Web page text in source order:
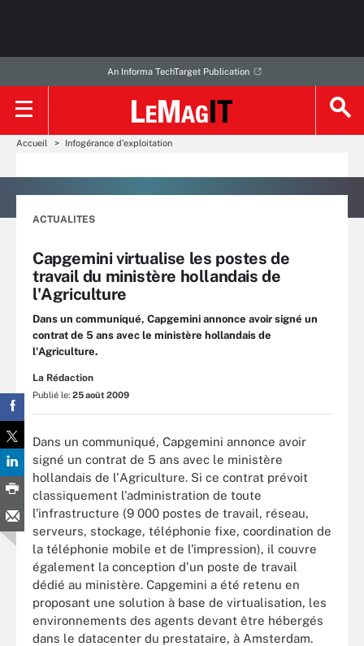
An Informa TechTarget Publication
Accueil Infogérance d’exploitation
ACTUALITES
Capgemini virtualise les postes de
travail du ministère hollandais de
l'Agriculture
Dans un communiqué, Capgemini annonce avoir signé un
contrat de 5 ans avec le ministère hollandais de
l'Agriculture.
La Rédaction
Publié le: 25 août 2009
Dans un communiqué, Capgemini annonce avoir
signé un contrat de 5 ans avec le ministère
hollandais de l'Agriculture. Si ce contrat prévoit
classiquement l'administration de toute
l'infrastructure (9 000 postes de travail, réseau,
serveurs, stockage, téléphonie fixe, coordination de
la téléphonie mobile et de l'impression), il couvre
également la conception d'un poste de travail
dédié au ministère. Capgemini a été retenu en
proposant une solution à base de virtualisation, les
environnements des agents devant être hébergés
dans le datacenter du prestataire, à Amsterdam.